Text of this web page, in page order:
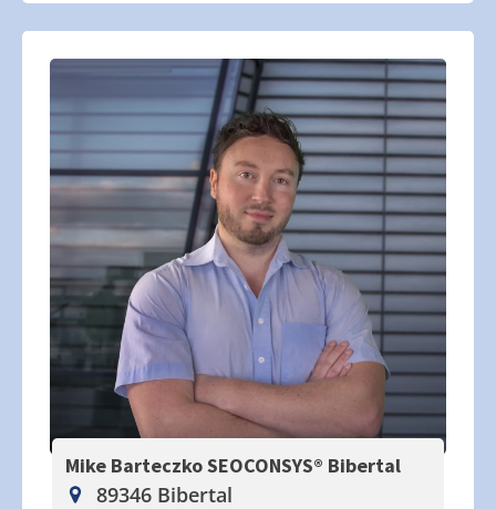
Mike Barteczko SEOCONSYS® Bibertal
89346 Bibertal